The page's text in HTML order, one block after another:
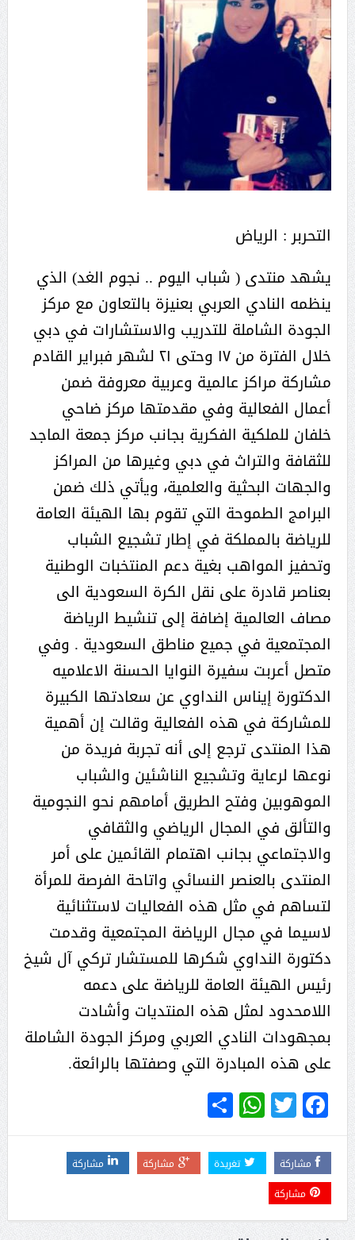
التحربر : الرياض
يشهد منتدى ( شباب اليوم .. نجوم الغد) الذي
ينظمه النادي العربي بعنيزة بالتعاون مع مركز
الجودة الشاملة للتدريب والاستشارات في دبي
خلال الفترة من ١٧ وحتى ٢١ لشهر فبراير القادم
مشاركة مراكز عالمية وعربية معروفة ضمن
أعمال الفعالية وفي مقدمتها مركز ضاحي
خلفان للملكية الفكرية بجانب مركز جمعة الماجد
للثقافة والتراث في دبي وغيرها من المراكز
والجهات البحثية والعلمية، ويأتي ذلك ضمن
البرامج الطموحة التي تقوم بها الهيئة العامة
للرياضة بالمملكة في إطار تشجيع الشباب
وتحفيز المواهب بغية دعم المنتخبات الوطنية
بعناصر قادرة على نقل الكرة السعودية الى
مصاف العالمية إضافة إلى تنشيط الرياضة
المجتمعية في جميع مناطق السعودية . وفي
متصل أعربت سفيرة النوايا الحسنة الاعلاميه
الدكتورة إيناس النداوي عن سعادتها الكبيرة
للمشاركة في هذه الفعالية وقالت إن أهمية
هذا المنتدى ترجع إلى أنه تجربة فريدة من
نوعها لرعاية وتشجيع الناشئين والشباب
الموهوبين وفتح الطريق أمامهم نحو النجومية
والتألق في المجال الرياضي والثقافي
والاجتماعي بجانب اهتمام القائمين على أمر
المنتدى بالعنصر النسائي واتاحة الفرصة للمرأة
لتساهم في مثل هذه الفعاليات لاستثنائية
لاسيما في مجال الرياضة المجتمعية وقدمت
دكتورة النداوي شكرها للمستشار تركي آل شيخ
رئيس الهيئة العامة للرياضة على دعمه
اللامحدود لمثل هذه المنتديات وأشادت
بمجهودات النادي العربي ومركز الجودة الشاملة
على هذه المبادرة التي وصفتها بالرائعة.
Facebook
Twitter
WhatsApp
Share
مشاركة تغريدة مشاركة
مشاركة
مشاركة